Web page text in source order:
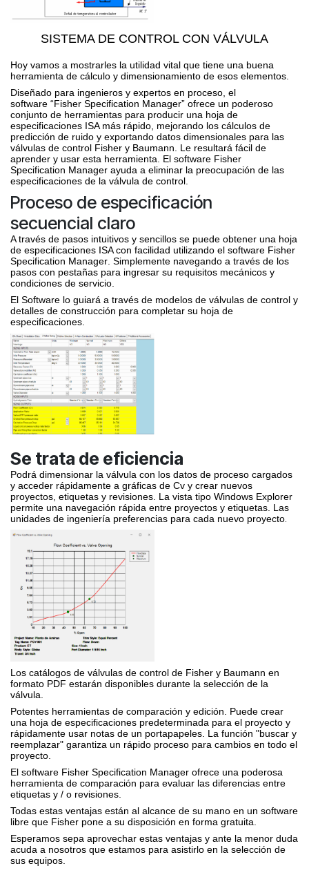
SISTEMA DE CONTROL CON VÁLVULA
Hoy vamos a mostrarles la utilidad vital que tiene una buena
herramienta de cálculo y dimensionamiento de esos elementos.
Diseñado para ingenieros y expertos en proceso, el
software “Fisher Specification Manager” ofrece un poderoso
conjunto de herramientas para producir una hoja de
especificaciones ISA más rápido, mejorando los cálculos de
predicción de ruido y exportando datos dimensionales para las
válvulas de control Fisher y Baumann. Le resultará fácil de
aprender y usar esta herramienta. El software Fisher
Specification Manager ayuda a eliminar la preocupación de las
especificaciones de la válvula de control
Proceso de especificación
secuencial claro
A través de pasos intuitivos y sencillos se puede obtener una hoja
de especificaciones ISA con facilidad utilizando el software Fisher
Specification Manager . Simplemente navegando a través de los
pasos con pestañas para ingresar su requisitos mecánicos y
condiciones de servicio.
El Software lo guiará a través de modelos de válvulas de control y
detalles de construcción para completar su hoja de
especificaciones.
Se trata de eficiencia
Podrá dimensionar la válvula con los datos de proceso cargados
y acceder rápidamente a gráficas de Cv y crear nuevos
proyectos, etiquetas y revisiones. La vista tipo Windows Explorer
permite una navegación rápida entre proyectos y etiquetas. Las
unidades de ingeniería preferencias para cada nuevo proyecto.
Los catálogos de válvulas de control de Fisher y Baumann en
formato PDF estarán disponibles durante la selección de la
válvula.
Potentes herramientas de comparación y edición. Puede crear
una hoja de especificaciones predeterminada para el proyecto y
rápidamente usar notas de un portapapeles. La función "buscar y
reemplazar" garantiza un rápido proceso para cambios en todo el
proyecto.
El software Fisher Specification Manager ofrece una poderosa
herramienta de comparación para evaluar las diferencias entre
etiquetas y / o revisiones.
Todas estas ventajas están al alcance de su mano en un software
libre que Fisher pone a su disposición en forma gratuita.
Esperamos sepa aprovechar estas ventajas y ante la menor duda
acuda a nosotros que estamos para asistirlo en la selección de
sus equipos.